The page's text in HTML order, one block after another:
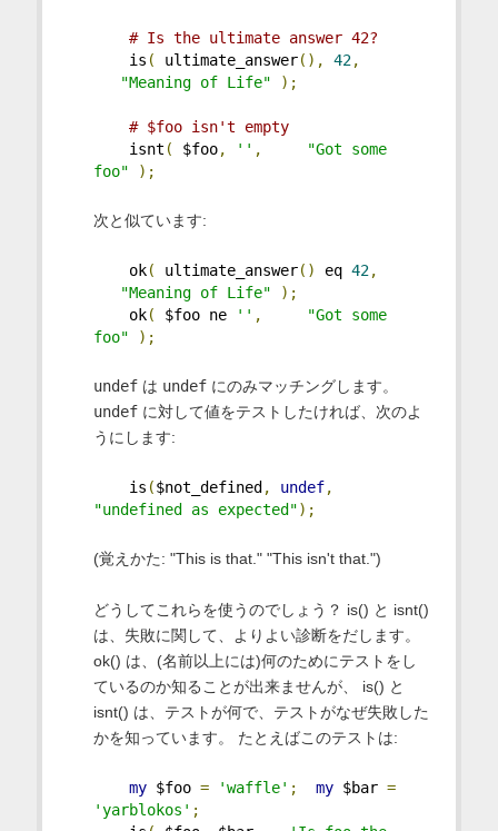
# Is the ultimate answer 42?
is ( ultimate_answer(), 42,
"Meaning of Life"
);
# $foo isn't empty
isnt ( $foo, '' ,
"Got some
foo"
);
次と似ています:
ok( ultimate_answer() eq 42,
"Meaning of Life"
);
ok( $foo ne '' ,
"Got some
foo"
);
undefは undefにのみマッチングします。
undefに対して値をテストしたければ、次のよ
うにします:
is ($not_defined , undef,
"undefined as expected");
(覚えかた: "This is that." "This isn't that.")
どうしてこれらを使うのでしょう？ is() と isnt()
は、失敗に関して、よりよい診断をだします。
ok() は、(名前以上には)何のためにテストをし
ているのか知ることが出来ませんが、 is() と
isnt() は、テストが何で、テストがなぜ失敗した
かを知っています。 たとえばこのテストは:
my $foo = 'waffle' ; my $bar =
'yarblokos' ;